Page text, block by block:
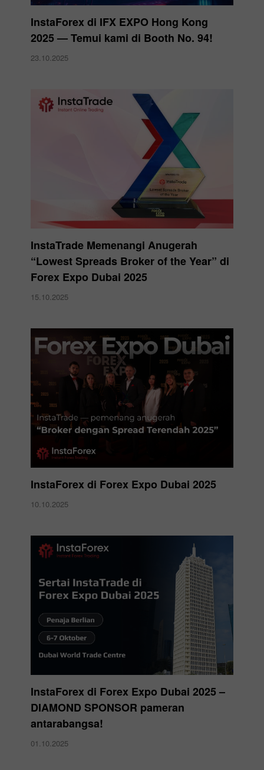
InstaForex di IFX EXPO Hong Kong
2025 — Temui kami di Booth No. 94!
23.10.2025
InstaTrade Memenangi Anugerah
“Lowest Spreads Broker of the Year” di
Forex Expo Dubai 2025
15.10.2025
InstaForex di Forex Expo Dubai 2025
10.10.2025
InstaForex di Forex Expo Dubai 2025 –
DIAMOND SPONSOR pameran
antarabangsa!
01.10.2025